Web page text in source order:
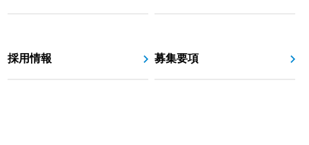
採用情報 募集要項